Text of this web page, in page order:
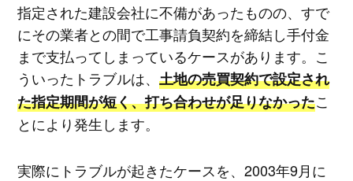
指定された建設会社に不備があったものの、すで
にその業者との間で工事請負契約を締結し手付金
まで支払ってしまっているケースがあります。こ
ういったトラブルは、 土地の売買契約で設定され
た指定期間が短く、打ち合わせが足りなかったこ
とにより発生します。
実際にトラブルが起きたケースを、2003年9月に